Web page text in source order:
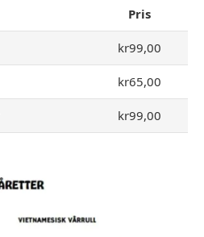
Pris
kr99,00
kr65,00
kr99,00